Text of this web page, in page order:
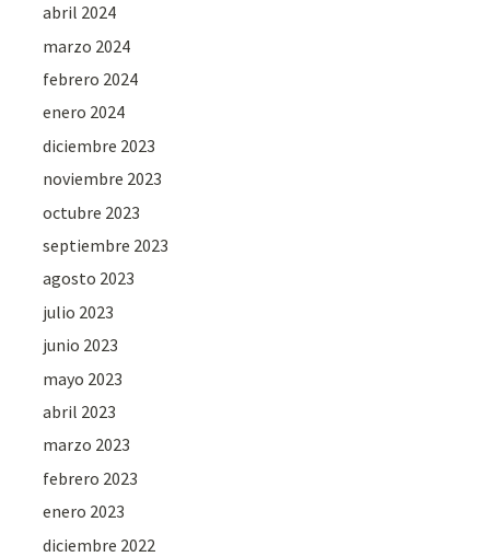
abril 2024
marzo 2024
febrero 2024
enero 2024
diciembre 2023
noviembre 2023
octubre 2023
septiembre 2023
agosto 2023
julio 2023
junio 2023
mayo 2023
abril 2023
marzo 2023
febrero 2023
enero 2023
diciembre 2022